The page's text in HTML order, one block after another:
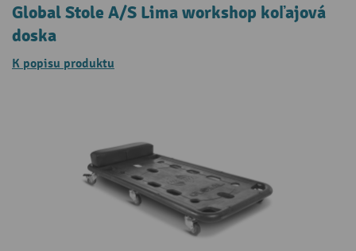
Global Stole A/S Lima workshop koľajová
doska
K popisu produktu